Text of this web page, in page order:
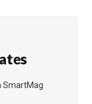
SmartMag